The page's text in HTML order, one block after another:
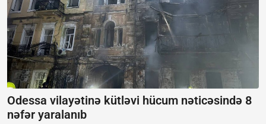
Odessa vilayətinə kütləvi hücum nəticəsində 8
nəfər yaralanıb